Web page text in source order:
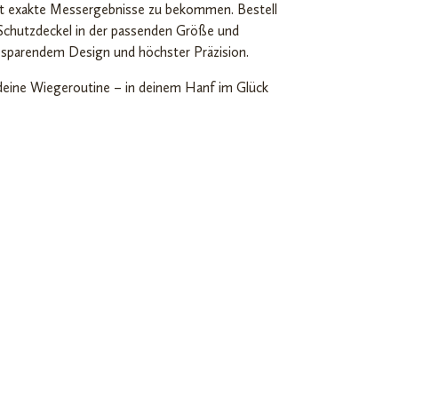
Messergebnisse zu bekommen. Bestell
in der passenden Größe und
Design und höchster Präzision.
Wiegeroutine – in deinem Hanf im Glück